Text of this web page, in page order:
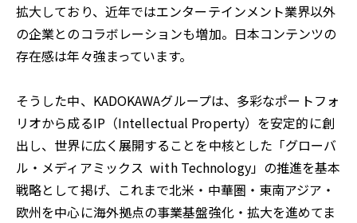
拡大しており、近年ではエンターテインメント業界以外
の企業とのコラボレーションも増加。日本コンテンツの
存在感は年々強まっています。
そうした中、KADOKAWAグループは、多彩なポートフォ
リオから成るIP（Intellectual Property）を安定的に創
出し、世界に広く展開することを中核とした「グローバ
ル・メディアミックス with Technology」の推進を基本
戦略として掲げ、これまで北米・中華圏・東南アジア・
欧州を中心に海外拠点の事業基盤強化・拡大を進めてま